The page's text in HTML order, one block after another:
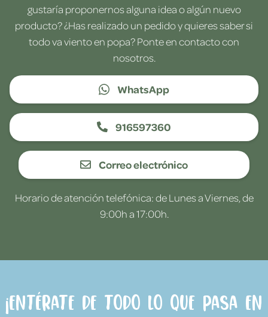
gustaría proponernos alguna idea o algún nuevo
producto? ¿Has realizado un pedido y quieres saber si
todo va viento en popa? Ponte en contacto con
nosotros.
WhatsApp
916597360
Correo electrónico
Horario de atención telefónica: de Lunes a Viernes, de
9:00h a 17:00h.
¡Entérate de todo lo que pasa en